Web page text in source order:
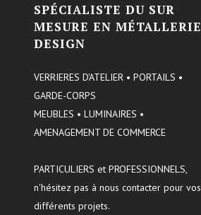
SPÉCIALISTE DU SUR
MESURE EN MÉTALLERIE
DESIGN
VERRIERES D'ATELIER • PORTAILS •
GARDE-CORPS
MEUBLES • LUMINAIRES •
AMENAGEMENT DE COMMERCE
PARTICULIERS et PROFESSIONNELS,
n'hésitez pas à nous contacter pour vos
différents projets.